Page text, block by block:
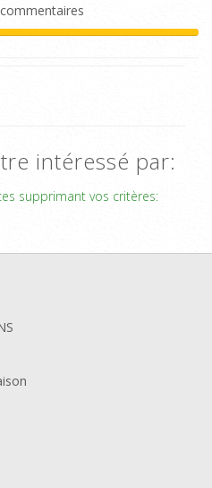
intéressé par:
supprimant vos critères: